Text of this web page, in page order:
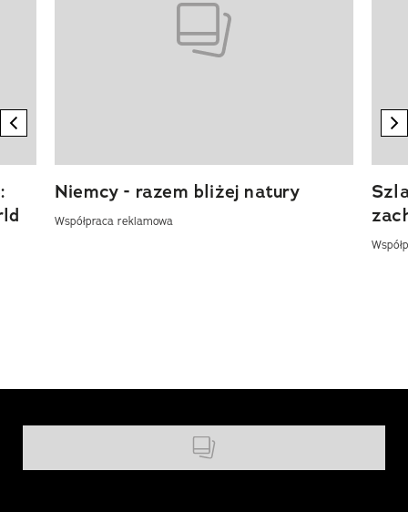
previous element
Niemcy - razem bliżej natury
Współpraca reklamowa